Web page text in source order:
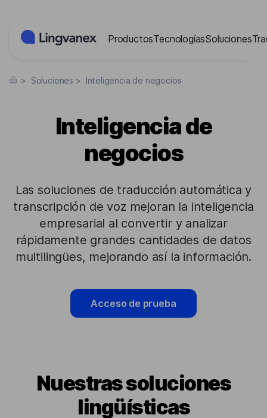
ProductosTecnologíasSoluciones
> Soluciones > Inteligencia de negocios
Inteligencia de
negocios
Las soluciones de traducción automática y
transcripción de voz mejoran la inteligencia
empresarial al convertir y analizar
rápidamente grandes cantidades de datos
multilingües, mejorando así la información.
Acceso de prueba
Nuestras soluciones
lingüísticas